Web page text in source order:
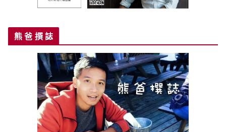
熊 爸 撰 誌